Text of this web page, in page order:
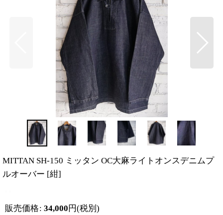
MITTAN SH-150 ミッタン OC大麻ライトオンスデニムプ
ルオーバー [紺]
販売価格: 34,000 円(税別)